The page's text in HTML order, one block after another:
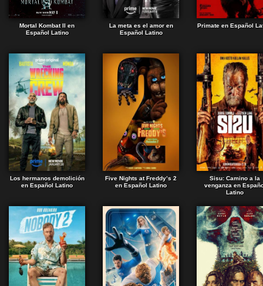
Mortal Kombat II en
Español Latino
La meta es el amor en
Español Latino
Primate en Español
Los hermanos demolición
en Español Latino
Five Nights at Freddy’s 2
en Español Latino
Sisu: Camino a la
venganza en
Latino